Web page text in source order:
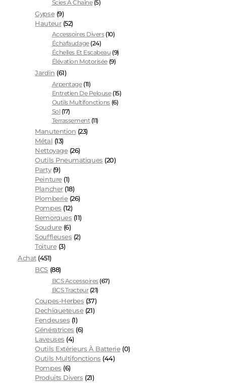
Scies À Chaîne (5)
Gypse (9)
Hauteur (52)
Accessoires Divers (10)
Échafaudage (24)
Échelles Et Escabeau (9)
Élévation Motorisée (9)
Jardin (61)
Arpentage (11)
Entretien De Pelouse (15)
Outils Multifonctions (6)
Sol (17)
Terrassement (11)
Manutention (23)
Métal (13)
Nettoyage (26)
Outils Pneumatiques (20)
Party (9)
Peinture (1)
Plancher (18)
Plomberie (26)
Pompes (12)
Remorques (11)
Soudure (6)
Souffleuses (2)
Toiture (3)
Achat (451)
BCS (88)
BCS Accessoires (67)
BCS Tracteur (21)
Coupes-Herbes (37)
Dechiqueteuse (21)
Fendeuses (1)
Génératrices (6)
Laveuses (4)
Outils Extérieurs À Batterie (0)
Outils Multifonctions (44)
Pompes (6)
Produits Divers (21)